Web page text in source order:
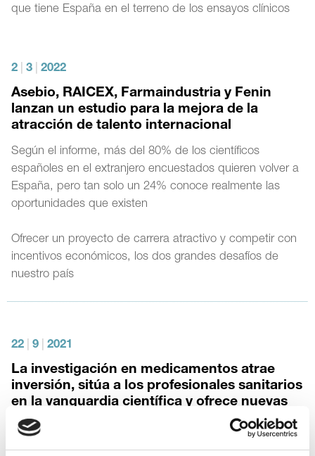
que tiene España en el terreno de los ensayos clínicos
2 3 2022
Asebio, RAICEX, Farmaindustria y Fenin
lanzan un estudio para la mejora de la
atracción de talento internacional
Según el informe, más del 80% de los científicos
españoles en el extranjero encuestados quieren volver a
España, pero tan solo un 24% conoce realmente las
oportunidades que existen
Ofrecer un proyecto de carrera atractivo y competir con
incentivos económicos, los dos grandes desafíos de
nuestro país
22 9 2021
La investigación en medicamentos atrae
inversión, sitúa a los profesionales sanitarios
en la vanguardia científica y ofrece nuevas
alternativas a los pacientes